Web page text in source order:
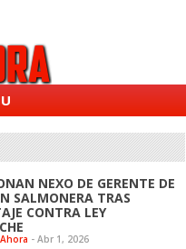
NEXO DE GERENTE DE
SALMONERA TRAS
CONTRA LEY
- Abr 1, 2026